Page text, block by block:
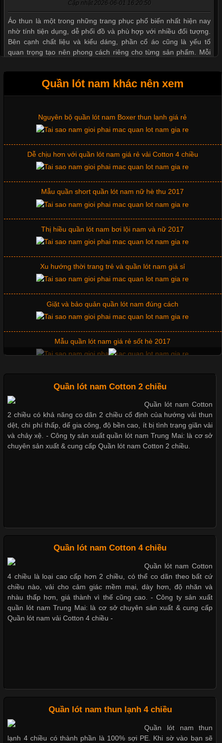
Cập nhật 2026-06-01 16:20:50
Áo thun là một trong những trang phục phổ biến nhất hiện nay
nhờ tính tiện dụng, dễ phối đồ và phù hợp với nhiều đối tượng.
Bên cạnh chất liệu và kiểu dáng, phần cổ áo cũng là yếu tố
quan trọng tạo nên phong cách riêng cho từng sản phẩm. Mỗi
Những Mẫu Áo Thun Đồng Phục Công Ty Được Ưa
Chuộng Hiện Nay
Cập nhật 2026-06-01 14:23:34
chuyên nghiệp đóng vai trò quan trọng đối với sự phát triển của
doanh nghiệp. Một trong những giải pháp hiệu quả được nhiều
đơn vị lựa chọn hiện nay là sử dụng áo thun đồng phục công ty.
Chất Liệu Lycra Có Gì Đặc Biệt Trong Ngành Thời Trang?
Cập nhật 2026-05-27 17:03:46
Vải Lycra Là Gì? Chất Liệu Co Giãn Được Ưa Chuộng Trong
Ngành May Mặc Trong ngành thời trang hiện đại, các loại vải có
khả năng co giãn tốt ngày càng được ưa chuộng nhằm mang lại
cảm giác thoải mái cho người mặc. Trong đó, vải Lycra là một
trong những chất liệu nổi bật nhờ độ đàn hồi cao,
Chất Liệu Bamboo Xu Hướng Mới Trong Ngành Thời Trang
Trong những năm gần đây, vải Bamboo đang trở thành một
Những Loại Vải Thun Thông Dụng Và Đặc Điểm Nổi Bật
Quần lót nam khác nên xem
Những mẩu quần lót nam thông dụng hiện nay
Bộ sưu tập quần lót nam Boxer TpHCM
Quần lót nam boxer thun lạnh
Nguyên bộ quần lót nam Boxer thun lạnh giá rẻ
Dễ chịu hơn với quần lót nam giá rẻ vải Cotton 4 chiều
Mẫu quần short quần lót nam nữ hè thu 2017
Thị hiều quần lót nam bơi lội nam và nữ 2017
Xu hướng thời trang trẻ và quần lót nam giá sỉ
Giặt và bảo quản quần lót nam đúng cách
Mẫu quần lót nam giá rẻ sốt hè 2017
Bộ sưu tập quần lót nam Boxer TpHCM
Dễ chịu hơn với quần lót nam giá rẻ vải Cotton 4 chiều
Quần lót nam Cotton 2 chiều
Quần lót nam Cotton
2 chiều có khả năng co dãn 2 chiều cố định của hướng vải thun
dệt, chi phí thấp, dể gia công, độ bền cao, ít bị tình trạng giãn vải
và chảy xệ. - Công ty sản xuất quần lót nam Trung Mai: là cơ sở
chuyên sản xuất & cung cấp Quần lót nam Cotton 2 chiều.
Quần lót nam Cotton 4 chiều
Quần lót nam Cotton
4 chiều là loại cao cấp hơn 2 chiều, có thể co dãn theo bất cứ
chiều nào, vải cho cảm giác mềm mại, dày hơn, độ nhăn và
nhàu thấp hơn, giá thành vì thế cũng cao. - Công ty sản xuất
quần lót nam Trung Mai: là cơ sở chuyên sản xuất & cung cấp
Quần lót nam vải Cotton 4 chiều -
Quần lót nam thun lạnh 4 chiều
Quần lót nam thun
lạnh 4 chiều có thành phần là 100% sợi PE. Khi sờ vào bạn sẽ